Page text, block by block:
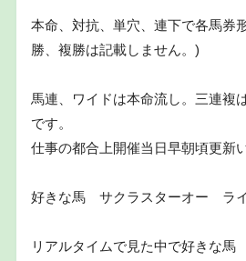
本命、対抗、単穴、連下で各馬券
勝、複勝は記載しません。)
馬連、ワイドは本命流し。三連複
です。
仕事の都合上開催当日早朝頃更新
好きな馬 サクラスターオー ラ
リアルタイムで見た中で好きな